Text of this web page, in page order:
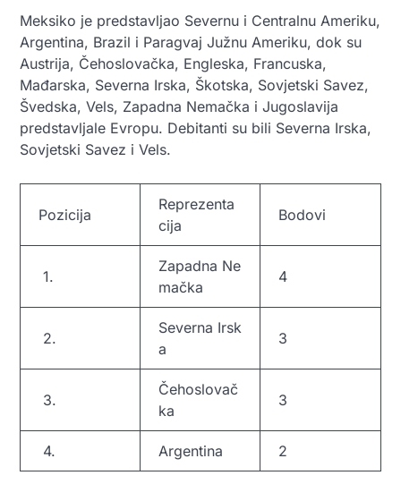
Meksiko je predstavljao Severnu i Centralnu Ameriku,
Argentina, Brazil i Paragvaj Južnu Ameriku, dok su
Austrija, Čehoslovačka, Engleska, Francuska,
Mađarska, Severna Irska, Škotska, Sovjetski Savez,
Švedska, Vels, Zapadna Nemačka i Jugoslavija
predstavljale Evropu. Debitanti su bili Severna Irska,
Sovjetski Savez i Vels.
Pozicija
Reprezenta
cija
Bodovi
1.
Zapadna Ne
mačka
4
2.
Severna Irsk
a
3
3.
Čehoslovač
ka
3
4. Argentina 2